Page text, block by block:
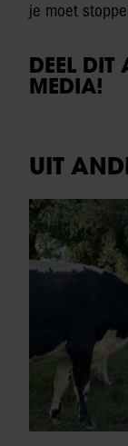
je moet
DEEL DIT
MEDIA!
UIT